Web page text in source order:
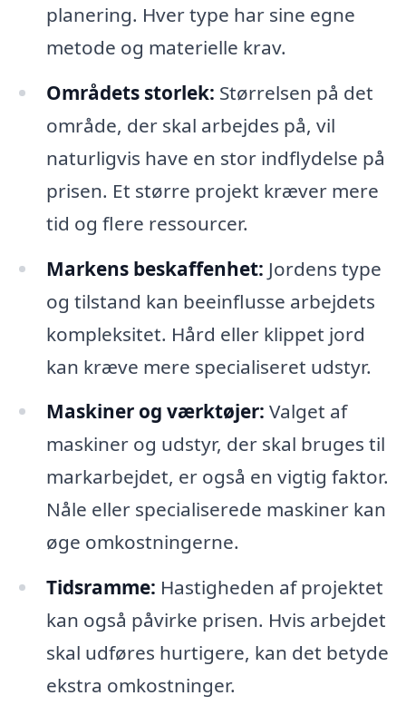
planering. Hver type har sine egne
metode og materielle krav.
Områdets storlek: Størrelsen på det
område, der skal arbejdes på, vil
naturligvis have en stor indflydelse på
prisen. Et større projekt kræver mere
tid og flere ressourcer.
Markens beskaffenhet: Jordens type
og tilstand kan beeinflusse arbejdets
kompleksitet. Hård eller klippet jord
kan kræve mere specialiseret udstyr.
Maskiner og værktøjer: Valget af
maskiner og udstyr, der skal bruges til
markarbejdet, er også en vigtig faktor.
Nåle eller specialiserede maskiner kan
øge omkostningerne.
Tidsramme: Hastigheden af projektet
kan også påvirke prisen. Hvis arbejdet
skal udføres hurtigere, kan det betyde
ekstra omkostninger.